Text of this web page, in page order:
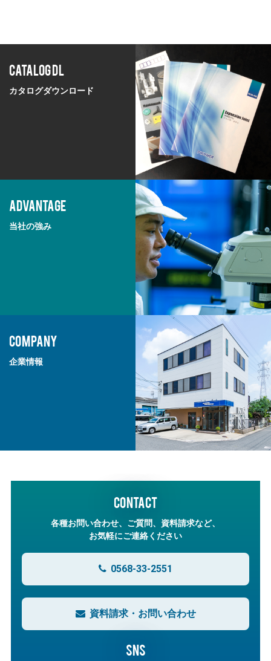
CATALOG DL
カタログダウンロード
ADVANTAGE
当社の強み
COMPANY
企業情報
CONTACT
各種お問い合わせ、ご質問、資料請求など、
お気軽にご連絡ください
0568-33-2551
資料請求・お問い合わせ
SNS